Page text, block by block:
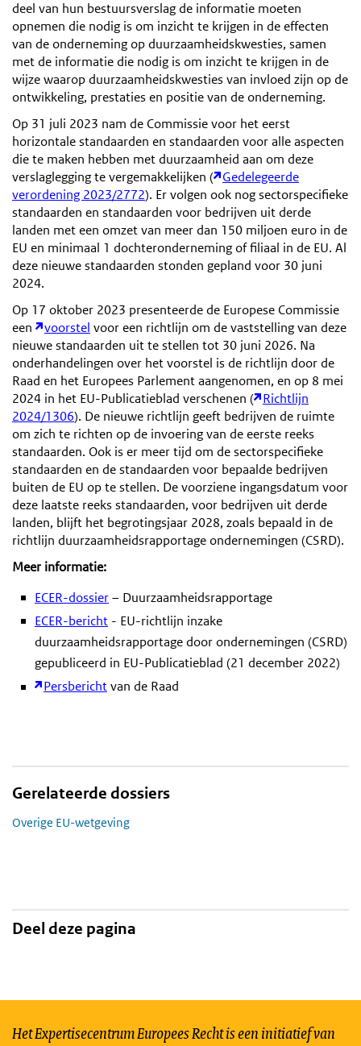
deel van hun bestuursverslag de informatie moeten
opnemen die nodig is om inzicht te krijgen in de effecten
van de onderneming op duurzaamheidskwesties, samen
met de informatie die nodig is om inzicht te krijgen in de
wijze waarop duurzaamheidskwesties van invloed zijn op de
ontwikkeling, prestaties en positie van de onderneming.
Op 31 juli 2023 nam de Commissie voor het eerst
horizontale standaarden en standaarden voor alle aspecten
die te maken hebben met duurzaamheid aan om deze
verslaglegging te vergemakkelijken ( Gedelegeerde
verordening 2023/2772). Er volgen ook nog sectorspecifieke
standaarden en standaarden voor bedrijven uit derde
landen met een omzet van meer dan 150 miljoen euro in de
EU en minimaal 1 dochteronderneming of filiaal in de EU. Al
deze nieuwe standaarden stonden gepland voor 30 juni
2024.
Op 17 oktober 2023 presenteerde de Europese Commissie
een
voorstel voor een richtlijn om de vaststelling van deze
nieuwe standaarden uit te stellen tot 30 juni 2026. Na
onderhandelingen over het voorstel is de richtlijn door de
Raad en het Europees Parlement aangenomen, en op 8 mei
2024 in het EU-Publicatieblad verschenen ( Richtlijn
2024/1306). De nieuwe richtlijn geeft bedrijven de ruimte
om zich te richten op de invoering van de eerste reeks
standaarden. Ook is er meer tijd om de sectorspecifieke
standaarden en de standaarden voor bepaalde bedrijven
buiten de EU op te stellen. De voorziene ingangsdatum voor
deze laatste reeks standaarden, voor bedrijven uit derde
landen, blijft het begrotingsjaar 2028, zoals bepaald in de
richtlijn duurzaamheidsrapportage ondernemingen (CSRD).
Meer informatie:
ECER-dossier– Duurzaamheidsrapportage
ECER-bericht - EU-richtlijn inzake
duurzaamheidsrapportage door ondernemingen (CSRD)
gepubliceerd in EU-Publicatieblad (21 december 2022)
Persberichtvan de Raad
Gerelateerde dossiers
Overige EU-wetgeving
Deel deze pagina
Het Expertisecentrum Europees Recht is een initiatief van